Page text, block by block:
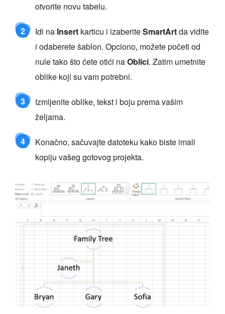
otvorite novu tabelu.
2 Idi na Insert karticu i izaberiteSmartArtda vidite
i odaberete šablon. Opciono, možete početi od
nule tako što ćete otići naOblici. Zatim umetnite
oblike koji su vam potrebni.
3
Izmijenite oblike, tekst i boju prema vašim
željama.
4
Konačno, sačuvajte datoteku kako biste imali
kopiju vašeg gotovog projekta.